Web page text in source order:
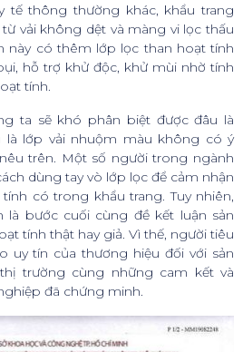
tế thông thường khác, khẩu trang
vải không dệt và màng vi lọc thấu
này có thêm lớp lọc than hoạt tính
hỗ trợ khử độc, khử mùi nhờ tính
tính.
ta sẽ khó phân biệt được đâu là
là lớp vải nhuộm màu không có ý
trên. Một số người trong ngành
dùng tay vò lớp lọc để cảm nhận
có trong khẩu trang. Tuy nhiên,
là bước cuối cùng đề kết luận sản
tính thật hay giả. Vì thế, người tiêu
uy tín của thương hiệu đối với sản
trường cùng những cam kết và
đã chứng minh.